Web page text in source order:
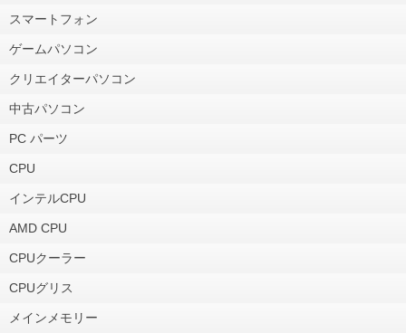
スマートフォン
ゲームパソコン
クリエイターパソコン
中古パソコン
PC パーツ
CPU
インテルCPU
AMD CPU
CPUクーラー
CPUグリス
メインメモリー